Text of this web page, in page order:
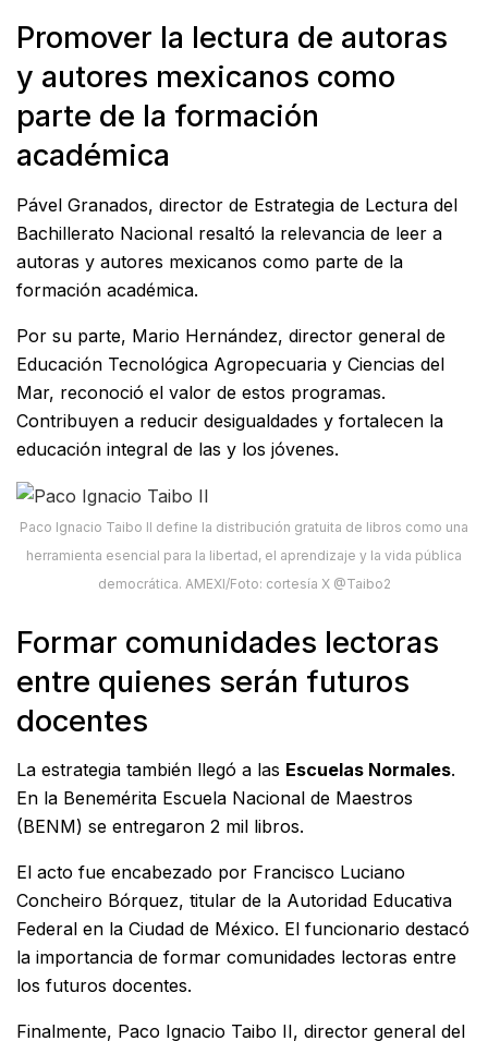
Promover la lectura de autoras
y autores mexicanos como
parte de la formación
académica
Pável Granados, director de Estrategia de Lectura del
Bachillerato Nacional resaltó la relevancia de leer a
autoras y autores mexicanos como parte de la
formación académica.
Por su parte, Mario Hernández, director general de
Educación Tecnológica Agropecuaria y Ciencias del
Mar, reconoció el valor de estos programas.
Contribuyen a reducir desigualdades y fortalecen la
educación integral de las y los jóvenes.
Paco Ignacio Taibo II define la distribución gratuita de libros como una
herramienta esencial para la libertad, el aprendizaje y la vida pública
democrática. AMEXI/Foto: cortesía X @Taibo2
Formar comunidades lectoras
entre quienes serán futuros
docentes
La estrategia también llegó a las Escuelas Normales.
En la Benemérita Escuela Nacional de Maestros
(BENM) se entregaron 2 mil libros.
El acto fue encabezado por Francisco Luciano
Concheiro Bórquez, titular de la Autoridad Educativa
Federal en la Ciudad de México. El funcionario destacó
la importancia de formar comunidades lectoras entre
los futuros docentes.
Finalmente, Paco Ignacio Taibo II, director general del